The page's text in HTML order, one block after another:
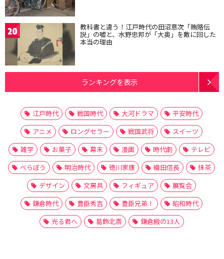
20 教科書と違う！江戸時代の田沼意次「賄賂伝
説」の嘘と、水野忠邦が「大奥」を敵に回した
本当の理由
ランキングを表示
江戸時代 戦国時代 大河ドラマ
平安時代
アニメ
ロングセラー 戦国武将
スイーツ
雑学
お菓子 幕末 漫画 時代劇
テレビ
べらぼう
明治時代 徳川家康 織田信長
抹茶
デザイン
文房具 フィギュア
展覧会
鎌倉時代
豊臣秀吉 豊臣兄弟！
昭和時代
光る君へ
葛飾北斎 鎌倉殿の13人